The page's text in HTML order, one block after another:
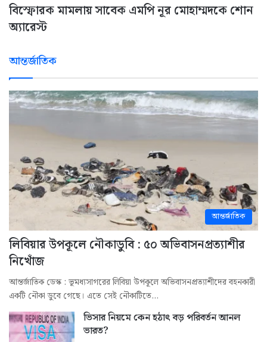
বিস্ফোরক মামলায় সাবেক এমপি নূর মোহাম্মদকে শোন
অ্যারেস্ট
আন্তর্জাতিক
আন্তর্জাতিক
লিবিয়ার উপকূলে নৌকাডুবি : ৫০ অভিবাসনপ্রত্যাশীর
নিখোঁজ
আন্তর্জাতিক ডেস্ক : ভূমধ্যসাগরের লিবিয়া উপকূলে অভিবাসনপ্রত্যাশীদের বহনকারী
একটি নৌকা ডুবে গেছে। এতে সেই নৌকাটিতে…
ভিসার নিয়মে কেন হঠাৎ বড় পরিবর্তন আনল
ভারত?